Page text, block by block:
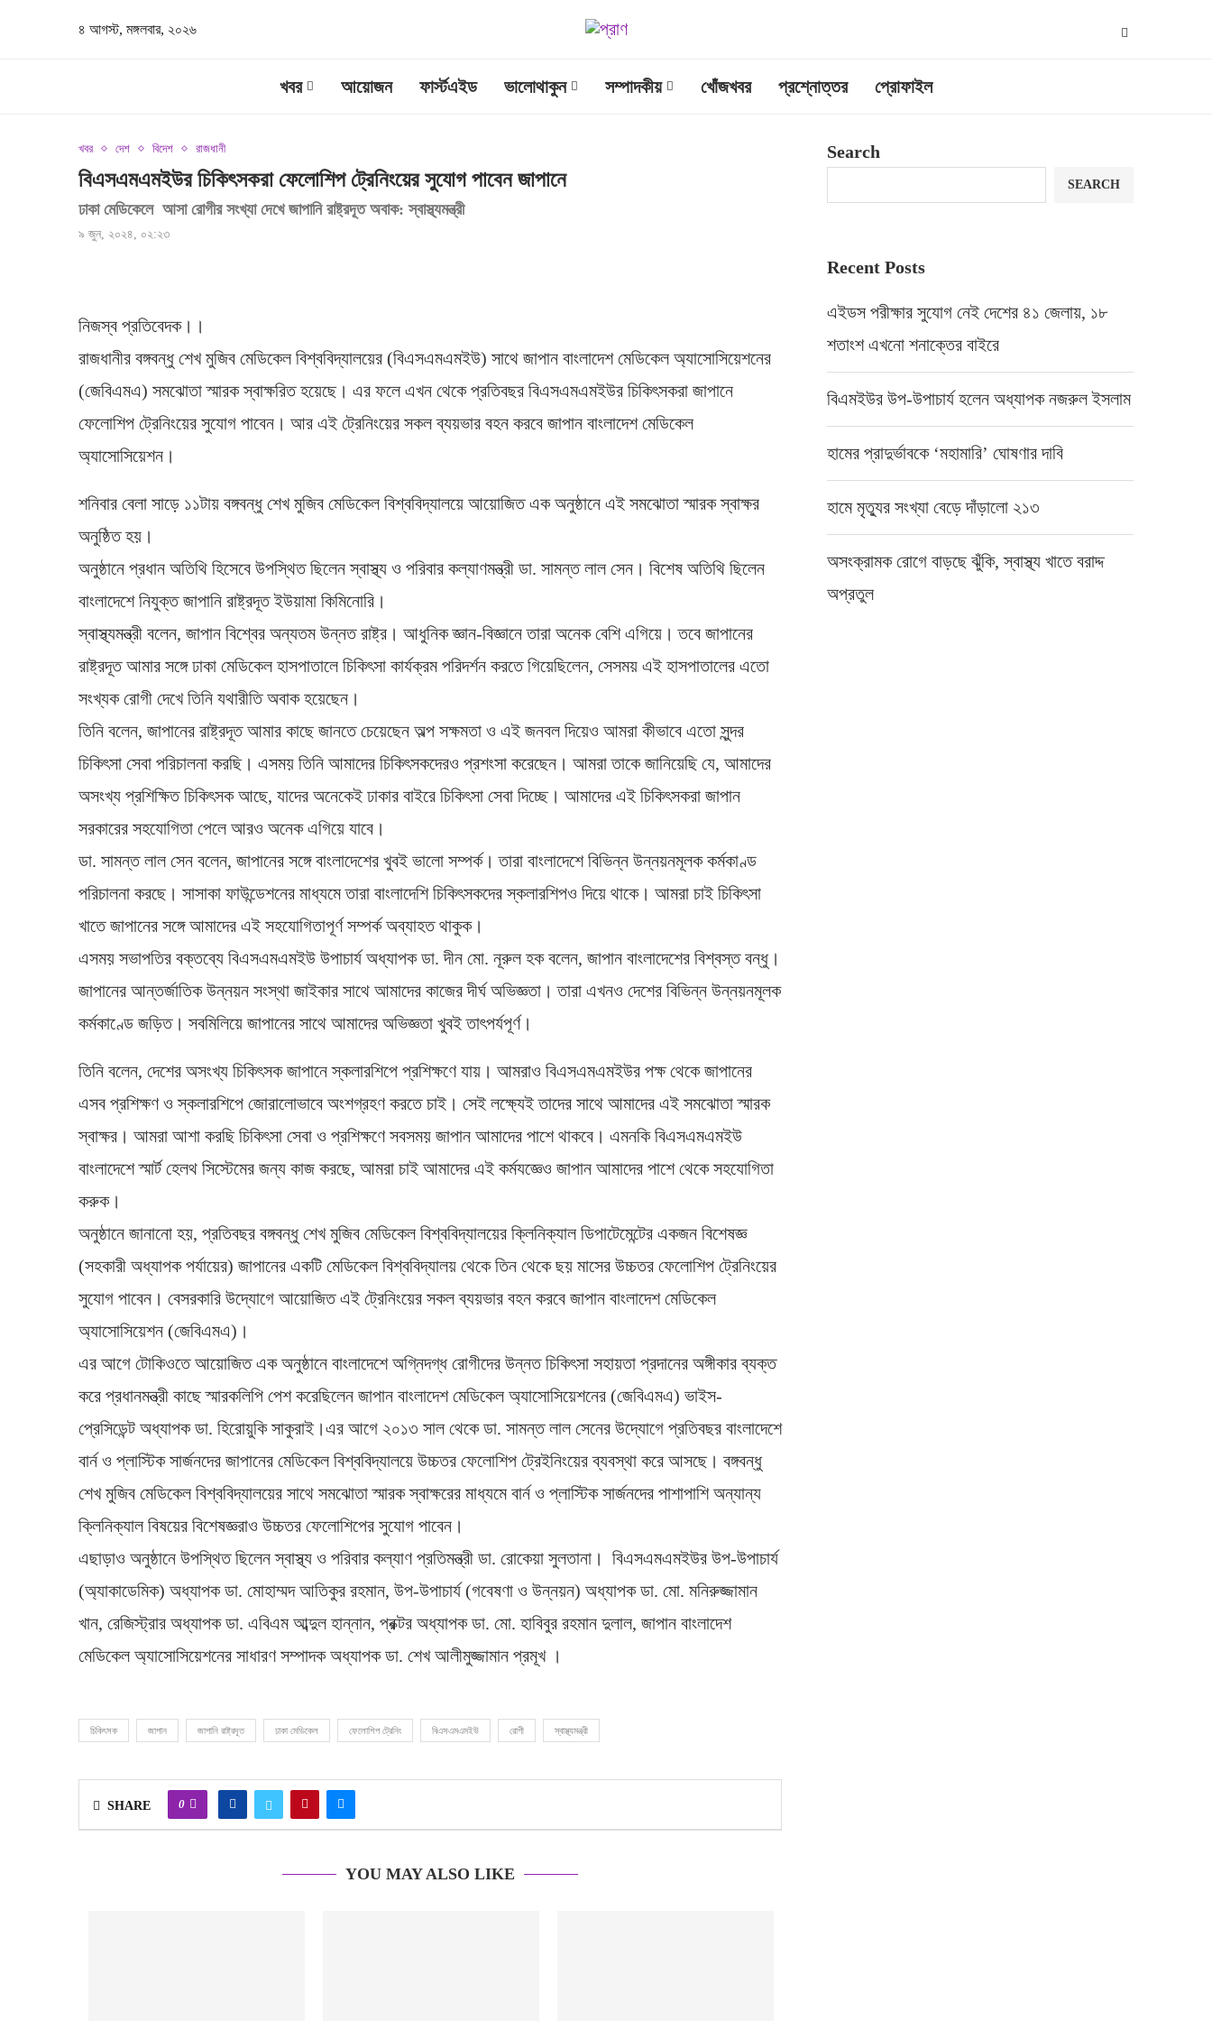
৪ আগস্ট, মঙ্গলবার, ২০২৬
খবর আয়োজন ফার্স্টএইড ভালোথাকুন সম্পাদকীয় খোঁজখবর প্রশ্নোত্তর প্রোফাইল
খবর দেশ বিদেশ রাজধানী
বিএসএমএমইউর চিকিৎসকরা ফেলোশিপ ট্রেনিংয়ের সুযোগ পাবেন জাপানে
ঢাকা মেডিকেলে আসা রোগীর সংখ্যা দেখে জাপানি রাষ্ট্রদূত অবাক: স্বাস্থ্যমন্ত্রী
৯ জুন, ২০২৪, ০২:২৩
নিজস্ব প্রতিবেদক।।
রাজধানীর বঙ্গবন্ধু শেখ মুজিব মেডিকেল বিশ্ববিদ্যালয়ের (বিএসএমএমইউ) সাথে জাপান বাংলাদেশ মেডিকেল অ্যাসোসিয়েশনের
(জেবিএমএ) সমঝোতা স্মারক স্বাক্ষরিত হয়েছে। এর ফলে এখন থেকে প্রতিবছর বিএসএমএমইউর চিকিৎসকরা জাপানে
ফেলোশিপ ট্রেনিংয়ের সুযোগ পাবেন। আর এই ট্রেনিংয়ের সকল ব্যয়ভার বহন করবে জাপান বাংলাদেশ মেডিকেল
অ্যাসোসিয়েশন।
শনিবার বেলা সাড়ে ১১টায় বঙ্গবন্ধু শেখ মুজিব মেডিকেল বিশ্ববিদ্যালয়ে আয়োজিত এক অনুষ্ঠানে এই সমঝোতা স্মারক স্বাক্ষর
অনুষ্ঠিত হয়।
অনুষ্ঠানে প্রধান অতিথি হিসেবে উপস্থিত ছিলেন স্বাস্থ্য ও পরিবার কল্যাণমন্ত্রী ডা. সামন্ত লাল সেন। বিশেষ অতিথি ছিলেন
বাংলাদেশে নিযুক্ত জাপানি রাষ্ট্রদূত ইউয়ামা কিমিনোরি।
স্বাস্থ্যমন্ত্রী বলেন, জাপান বিশ্বের অন্যতম উন্নত রাষ্ট্র। আধুনিক জ্ঞান-বিজ্ঞানে তারা অনেক বেশি এগিয়ে। তবে জাপানের
রাষ্ট্রদূত আমার সঙ্গে ঢাকা মেডিকেল হাসপাতালে চিকিৎসা কার্যক্রম পরিদর্শন করতে গিয়েছিলেন, সেসময় এই হাসপাতালের এতো
সংখ্যক রোগী দেখে তিনি যথারীতি অবাক হয়েছেন।
তিনি বলেন, জাপানের রাষ্ট্রদূত আমার কাছে জানতে চেয়েছেন অল্প সক্ষমতা ও এই জনবল দিয়েও আমরা কীভাবে এতো সুন্দর
চিকিৎসা সেবা পরিচালনা করছি। এসময় তিনি আমাদের চিকিৎসকদেরও প্রশংসা করেছেন। আমরা তাকে জানিয়েছি যে, আমাদের
অসংখ্য প্রশিক্ষিত চিকিৎসক আছে, যাদের অনেকেই ঢাকার বাইরে চিকিৎসা সেবা দিচ্ছে। আমাদের এই চিকিৎসকরা জাপান
সরকারের সহযোগিতা পেলে আরও অনেক এগিয়ে যাবে।
ডা. সামন্ত লাল সেন বলেন, জাপানের সঙ্গে বাংলাদেশের খুবই ভালো সম্পর্ক। তারা বাংলাদেশে বিভিন্ন উন্নয়নমূলক কর্মকাণ্ড
পরিচালনা করছে। সাসাকা ফাউন্ডেশনের মাধ্যমে তারা বাংলাদেশি চিকিৎসকদের স্কলারশিপও দিয়ে থাকে। আমরা চাই চিকিৎসা
খাতে জাপানের সঙ্গে আমাদের এই সহযোগিতাপূর্ণ সম্পর্ক অব্যাহত থাকুক।
এসময় সভাপতির বক্তব্যে বিএসএমএমইউ উপাচার্য অধ্যাপক ডা. দীন মো. নূরুল হক বলেন, জাপান বাংলাদেশের বিশ্বস্ত বন্ধু।
জাপানের আন্তর্জাতিক উন্নয়ন সংস্থা জাইকার সাথে আমাদের কাজের দীর্ঘ অভিজ্ঞতা। তারা এখনও দেশের বিভিন্ন উন্নয়নমূলক
কর্মকাণ্ডে জড়িত। সবমিলিয়ে জাপানের সাথে আমাদের অভিজ্ঞতা খুবই তাৎপর্যপূর্ণ।
তিনি বলেন, দেশের অসংখ্য চিকিৎসক জাপানে স্কলারশিপে প্রশিক্ষণে যায়। আমরাও বিএসএমএমইউর পক্ষ থেকে জাপানের
এসব প্রশিক্ষণ ও স্কলারশিপে জোরালোভাবে অংশগ্রহণ করতে চাই। সেই লক্ষ্যেই তাদের সাথে আমাদের এই সমঝোতা স্মারক
স্বাক্ষর। আমরা আশা করছি চিকিৎসা সেবা ও প্রশিক্ষণে সবসময় জাপান আমাদের পাশে থাকবে। এমনকি বিএসএমএমইউ
বাংলাদেশে স্মার্ট হেলথ সিস্টেমের জন্য কাজ করছে, আমরা চাই আমাদের এই কর্মযজ্ঞেও জাপান আমাদের পাশে থেকে সহযোগিতা
করুক।
অনুষ্ঠানে জানানো হয়, প্রতিবছর বঙ্গবন্ধু শেখ মুজিব মেডিকেল বিশ্ববিদ্যালয়ের ক্লিনিক্যাল ডিপাটেমেন্টের একজন বিশেষজ্ঞ
(সহকারী অধ্যাপক পর্যায়ের) জাপানের একটি মেডিকেল বিশ্ববিদ্যালয় থেকে তিন থেকে ছয় মাসের উচ্চতর ফেলোশিপ ট্রেনিংয়ের
সুযোগ পাবেন। বেসরকারি উদ্যোগে আয়োজিত এই ট্রেনিংয়ের সকল ব্যয়ভার বহন করবে জাপান বাংলাদেশ মেডিকেল
অ্যাসোসিয়েশন (জেবিএমএ)।
এর আগে টোকিওতে আয়োজিত এক অনুষ্ঠানে বাংলাদেশে অগ্নিদগ্ধ রোগীদের উন্নত চিকিৎসা সহায়তা প্রদানের অঙ্গীকার ব্যক্ত
করে প্রধানমন্ত্রী কাছে স্মারকলিপি পেশ করেছিলেন জাপান বাংলাদেশ মেডিকেল অ্যাসোসিয়েশনের (জেবিএমএ) ভাইস-
প্রেসিডেন্ট অধ্যাপক ডা. হিরোয়ুকি সাকুরাই।এর আগে ২০১৩ সাল থেকে ডা. সামন্ত লাল সেনের উদ্যোগে প্রতিবছর বাংলাদেশে
বার্ন ও প্লাস্টিক সার্জনদের জাপানের মেডিকেল বিশ্ববিদ্যালয়ে উচ্চতর ফেলোশিপ ট্রেইনিংয়ের ব্যবস্থা করে আসছে। বঙ্গবন্ধু
শেখ মুজিব মেডিকেল বিশ্ববিদ্যালয়ের সাথে সমঝোতা স্মারক স্বাক্ষরের মাধ্যমে বার্ন ও প্লাস্টিক সার্জনদের পাশাপাশি অন্যান্য
ক্লিনিক্যাল বিষয়ের বিশেষজ্ঞরাও উচ্চতর ফেলোশিপের সুযোগ পাবেন।
এছাড়াও অনুষ্ঠানে উপস্থিত ছিলেন স্বাস্থ্য ও পরিবার কল্যাণ প্রতিমন্ত্রী ডা. রোকেয়া সুলতানা। বিএসএমএমইউর উপ-উপাচার্য
(অ্যাকাডেমিক) অধ্যাপক ডা. মোহাম্মদ আতিকুর রহমান, উপ-উপাচার্য (গবেষণা ও উন্নয়ন) অধ্যাপক ডা. মো. মনিরুজ্জামান
খান, রেজিস্ট্রার অধ্যাপক ডা. এবিএম আব্দুল হান্নান, প্রক্টর অধ্যাপক ডা. মো. হাবিবুর রহমান দুলাল, জাপান বাংলাদেশ
মেডিকেল অ্যাসোসিয়েশনের সাধারণ সম্পাদক অধ্যাপক ডা. শেখ আলীমুজ্জামান প্রমূখ ।
চিকিৎসক জাপান জাপানি রাষ্ট্রদূত ঢাকা মেডিকেল ফেলোশিপ ট্রেনিং বিএসএমএমইউ রোগী স্বাস্থ্যমন্ত্রী
SHARE 0
YOU MAY ALSO LIKE
Search
SEARCH
Recent Posts
এইডস পরীক্ষার সুযোগ নেই দেশের ৪১ জেলায়, ১৮
শতাংশ এখনো শনাক্তের বাইরে
বিএমইউর উপ-উপাচার্য হলেন অধ্যাপক নজরুল ইসলাম
হামের প্রাদুর্ভাবকে ‘মহামারি’ ঘোষণার দাবি
হামে মৃত্যুর সংখ্যা বেড়ে দাঁড়ালো ২১৩
অসংক্রামক রোগে বাড়ছে ঝুঁকি, স্বাস্থ্য খাতে বরাদ্দ
অপ্রতুল